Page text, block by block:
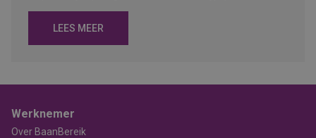
LEES MEER
Werknemer
Over BaanBereik